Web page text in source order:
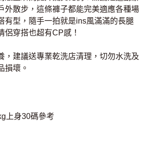
外散步，這條褲子都能完美適應各種場
有型，隨手一拍就是ins風滿滿的長腿
侶穿搭也超有CP感！
，建議送專業乾洗店清理，切勿水洗及
損壞。
上身30碼參考